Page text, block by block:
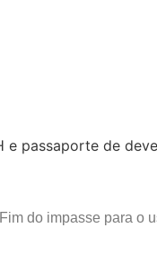
Fim do impasse para o